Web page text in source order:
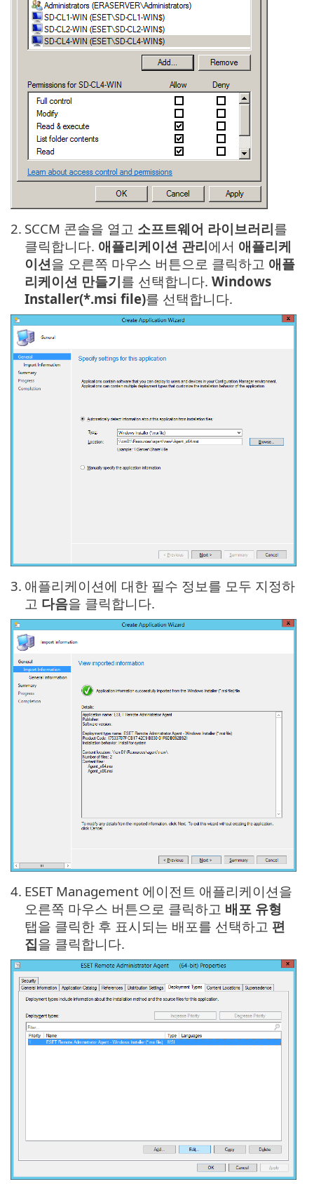
2. SCCM 콘솔을 열고 소프트웨어 라이브러리를
클릭합니다. 애플리케이션 관리에서 애플리케
이션을 오른쪽 마우스 버튼으로 클릭하고 애플
리케이션 만들기를 선택합니다. Windows
Installer(*.msi file)를 선택합니다.
3. 애플리케이션에 대한 필수 정보를 모두 지정하
고 다음을 클릭합니다.
4. ESET Management 에이전트 애플리케이션을
오른쪽 마우스 버튼으로 클릭하고 배포 유형
탭을 클릭한 후 표시되는 배포를 선택하고 편
집을 클릭합니다.